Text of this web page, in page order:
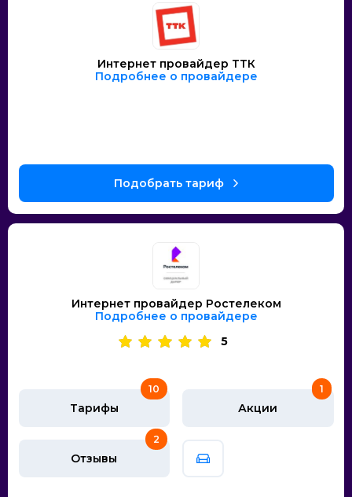
Интернет провайдер ТТК
Подробнее о провайдере
Интернет провайдер Ростелеком
Подробнее о провайдере
5
Тарифы
10
Акции
1
Отзывы
2